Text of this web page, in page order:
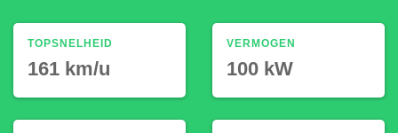
TOPSNELHEID
161 km/u
VERMOGEN
100 kW